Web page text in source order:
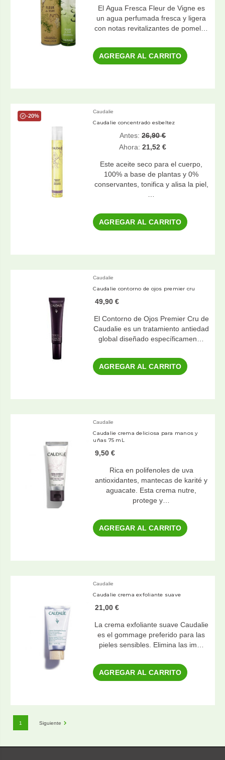
El Agua Fresca Fleur de Vigne es
un agua perfumada fresca y ligera
con notas revitalizantes de pomel…
AGREGAR AL CARRITO
-20%
Caudalie
Caudalie concentrado esbeltez
Ahora: 21,52 €
Antes: 26,90 €
Este aceite seco para el cuerpo,
100% a base de plantas y 0%
conservantes, tonifica y alisa la piel,
AGREGAR AL CARRITO
Caudalie
Caudalie contorno de ojos premier cru
49,90 €
El Contorno de Ojos Premier Cru de
Caudalie es un tratamiento antiedad
global diseñado específicamen…
AGREGAR AL CARRITO
Caudalie
Caudalie crema deliciosa para manos y
uñas 75 mL
9,50 €
Rica en polifenoles de uva
antioxidantes, mantecas de karité y
aguacate. Esta crema nutre,
protege y…
AGREGAR AL CARRITO
Caudalie
Caudalie crema exfoliante suave
21,00 €
La crema exfoliante suave Caudalie
es el gommage preferido para las
pieles sensibles. Elimina las im…
AGREGAR AL CARRITO
1 Siguiente